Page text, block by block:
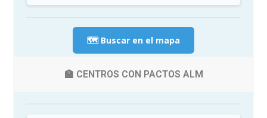
🗺️ Buscar en el mapa
🏫 CENTROS CON PACTOS ALM